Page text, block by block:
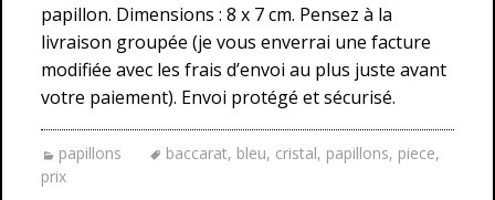
papillon. Dimensions : 8 x 7 cm. Pensez à la
livraison groupée (je vous enverrai une facture
modifiée avec les frais d’envoi au plus juste avant
votre paiement). Envoi protégé et sécurisé.
papillons baccarat, bleu, cristal, papillons, piece,
prix